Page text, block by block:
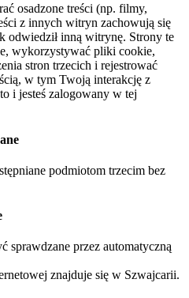
osadzone treści (np. filmy,
z innych witryn zachowują się
odwiedził inną witrynę. Strony te
wykorzystywać pliki cookie,
stron trzecich i rejestrować
w tym Twoją interakcję z
i jesteś zalogowany w tej
podmiotom trzecim bez
sprawdzane przez automatyczną
znajduje się w Szwajcarii.